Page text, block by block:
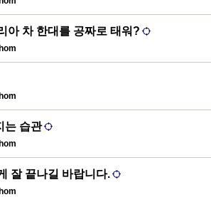
아 차 한대를 공짜로 태워?
는 습관
잘 끝나길 바랍니다.